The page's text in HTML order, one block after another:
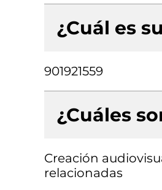
¿Cuál es
901921559
¿Cuáles
Creación
relacionadas